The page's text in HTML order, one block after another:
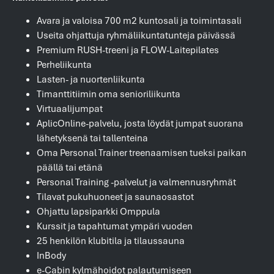
Avara ja valoisa 700 m2 kuntosali ja toimintasali
Useita ohjattuja ryhmäliikuntatunteja päivässä
Premium RUSH-treeni ja FLOW-Laitepilates
Perheliikunta
Lasten- ja nuortenliikunta
Timanttitiimin oma senioriliikunta
Virtuaalijumpat
AplicOnline-palvelu, josta löydät jumpat suorana
lähetyksenä tai tallenteina
Oma Personal Trainer treenaamisen tueksi paikan
päällä tai etänä
Personal Training -palvelut ja valmennusryhmät
Tilavat pukuhuoneet ja saunaosastot
Ohjattu lapsiparkki Omppula
Kurssit ja tapahtumat ympäri vuoden
25 henkilön klubitila ja tilaussauna
InBody
e-Cabin kylmähoidot palautumiseen